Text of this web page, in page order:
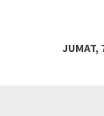
JUMAT,